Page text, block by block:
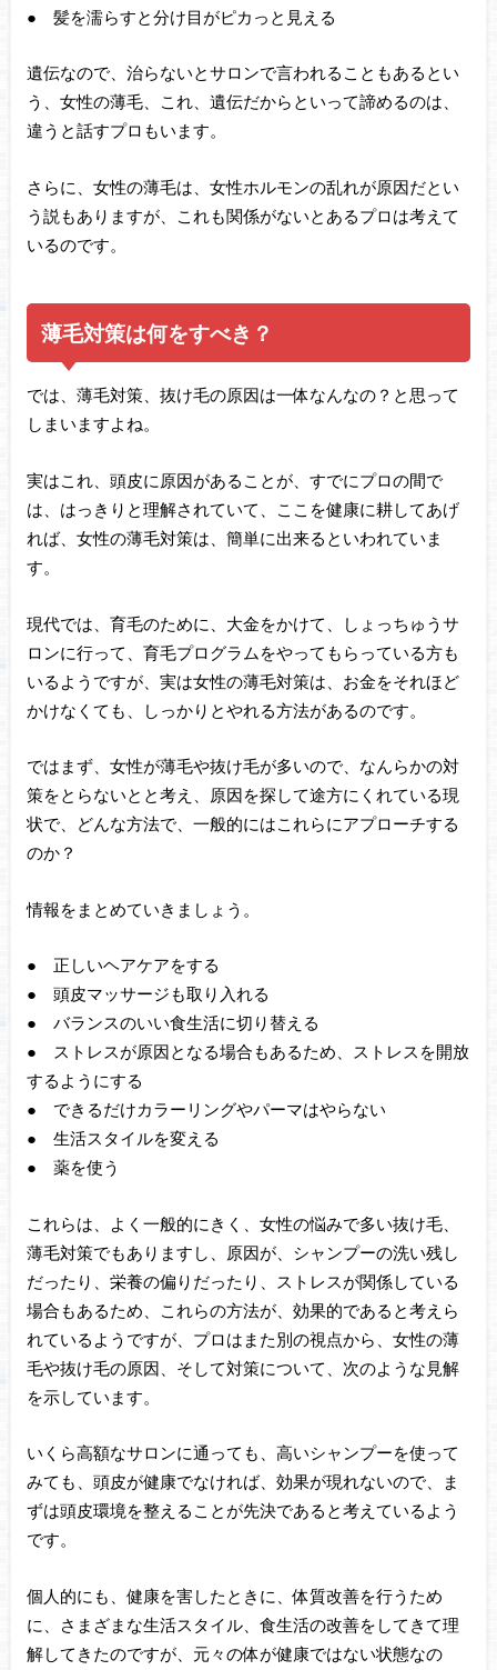
● 髪を濡らすと分け目がピカっと見える
遺伝なので、治らないとサロンで言われることもあるとい
う、女性の薄毛、これ、遺伝だからといって諦めるのは、
違うと話すプロもいます。
さらに、女性の薄毛は、女性ホルモンの乱れが原因だとい
う説もありますが、これも関係がないとあるプロは考えて
いるのです。
薄毛対策は何をすべき？
では、薄毛対策、抜け毛の原因は一体なんなの？と思って
しまいますよね。
実はこれ、頭皮に原因があることが、すでにプロの間で
は、はっきりと理解されていて、ここを健康に耕してあげ
れば、女性の薄毛対策は、簡単に出来るといわれていま
す。
現代では、育毛のために、大金をかけて、しょっちゅうサ
ロンに行って、育毛プログラムをやってもらっている方も
いるようですが、実は女性の薄毛対策は、お金をそれほど
かけなくても、しっかりとやれる方法があるのです。
ではまず、女性が薄毛や抜け毛が多いので、なんらかの対
策をとらないとと考え、原因を探して途方にくれている現
状で、どんな方法で、一般的にはこれらにアプローチする
のか？
情報をまとめていきましょう。
● 正しいヘアケアをする
● 頭皮マッサージも取り入れる
● バランスのいい食生活に切り替える
● ストレスが原因となる場合もあるため、ストレスを開放
するようにする
● できるだけカラーリングやパーマはやらない
● 生活スタイルを変える
● 薬を使う
これらは、よく一般的にきく、女性の悩みで多い抜け毛、
薄毛対策でもありますし、原因が、シャンプーの洗い残し
だったり、栄養の偏りだったり、ストレスが関係している
場合もあるため、これらの方法が、効果的であると考えら
れているようですが、プロはまた別の視点から、女性の薄
毛や抜け毛の原因、そして対策について、次のような見解
を示しています。
いくら高額なサロンに通っても、高いシャンプーを使って
みても、頭皮が健康でなければ、効果が現れないので、ま
ずは頭皮環境を整えることが先決であると考えているよう
です。
個人的にも、健康を害したときに、体質改善を行うため
に、さまざまな生活スタイル、食生活の改善をしてきて理
解してきたのですが、元々の体が健康ではない状態なの